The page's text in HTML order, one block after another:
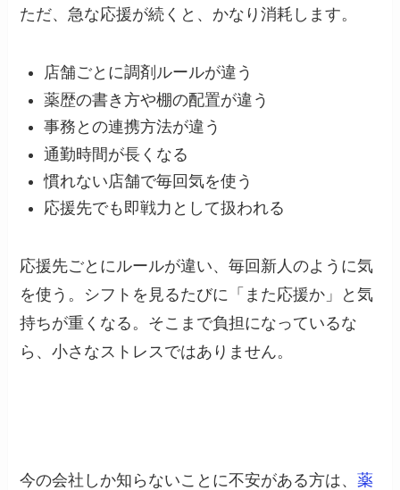
ただ、急な応援が続くと、かなり消耗します。
店舗ごとに調剤ルールが違う
薬歴の書き方や棚の配置が違う
事務との連携方法が違う
通勤時間が長くなる
慣れない店舗で毎回気を使う
応援先でも即戦力として扱われる
応援先ごとにルールが違い、毎回新人のように気
を使う。シフトを見るたびに「また応援か」と気
持ちが重くなる。そこまで負担になっているな
ら、小さなストレスではありません。
今の会社しか知らないことに不安がある方は、薬